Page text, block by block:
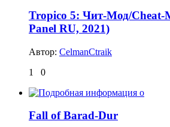
Tropico 5: Чит-Мод/Cheat-
Panel RU, 2021)
Автор: CelmanCtraik
1
0
Fall of Barad-Dur